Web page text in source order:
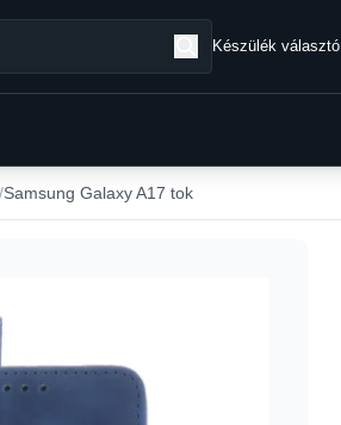
Készülék választó
Samsung Galaxy A17 tok